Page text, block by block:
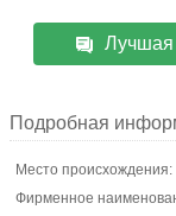
Лучшая
Подробная
Место происхождения:
Фирменное